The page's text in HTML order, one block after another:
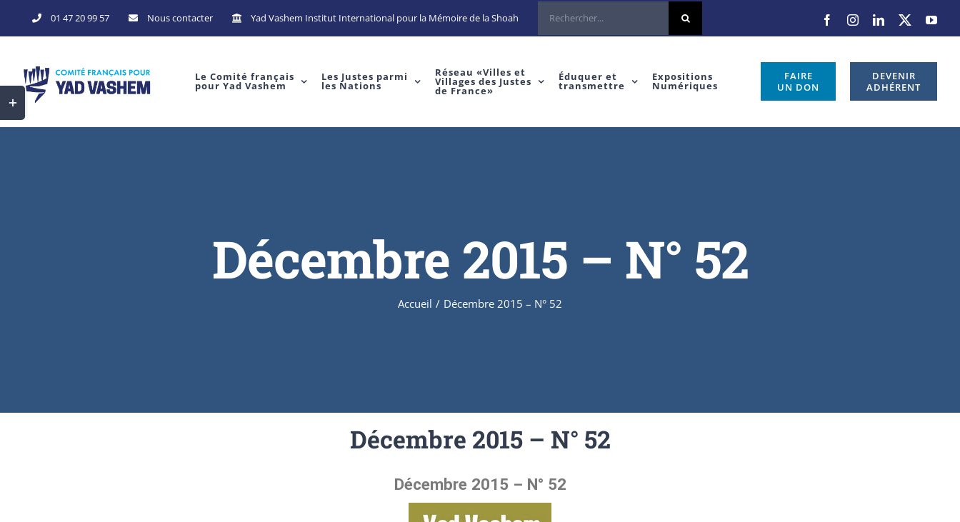
01 47 20 99 57 Nous contacter Yad Vashem Institut International pour la Mémoire de la Shoah
Le Comité français
pour Yad Vashem
Les Justes parmi
les Nations
Réseau «Villes et
Villages des Justes
de France»
Éduquer et
transmettre
Expositions
Numériques
FAIRE
UN DON
DEVENIR
ADHÉRENT
Décembre 2015 – N° 52
Accueil / Décembre 2015 – N° 52
Décembre 2015 – N° 52
Décembre 2015 – N° 52